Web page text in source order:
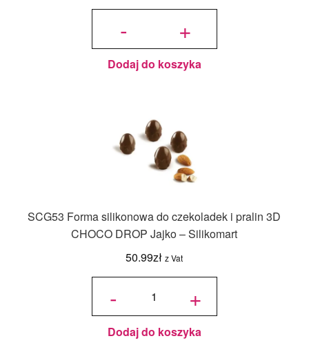
-
ilość
do
czekoladek
i pralin
CHOCO
BLOCK,
Silikomart
+
Dodaj do koszyka
SCG53 Forma silikonowa do czekoladek i pralin 3D
CHOCO DROP Jajko – Silikomart
50.99zł z Vat
-
ilość
silikonowa
do
czekoladek
i pralin 3D
CHOCO
Jajko –
Silikomart
+
Dodaj do koszyka